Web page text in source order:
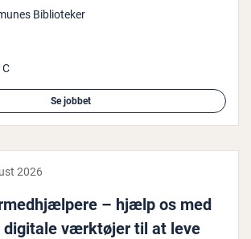
Biblioteker
Se jobbet
2026
– hjælp os med
digitale værktøjer til at leve